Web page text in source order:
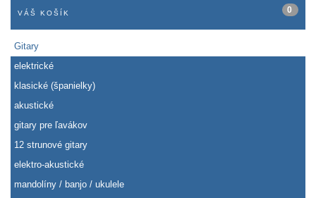
VÁŠ KOŠÍK 0
Gitary
elektrické
klasické (španielky)
akustické
gitary pre ľavákov
12 strunové gitary
elektro-akustické
mandolíny / banjo / ukulele